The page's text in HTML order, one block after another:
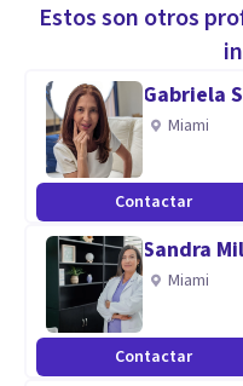
Estos son otros
Gabriela
Miami
Contactar
Sandra
Miami
Contactar